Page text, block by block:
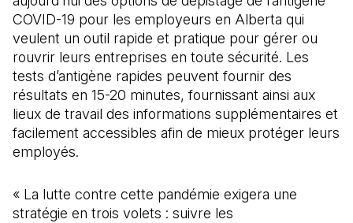
COVID-19 pour les employeurs en Alberta qui
veulent un outil rapide et pratique pour gérer ou
rouvrir leurs entreprises en toute sécurité. Les
tests d’antigène rapides peuvent fournir des
résultats en 15-20 minutes, fournissant ainsi aux
lieux de travail des informations supplémentaires et
facilement accessibles afin de mieux protéger leurs
employés.
« La lutte contre cette pandémie exigera une
stratégie en trois volets : suivre les